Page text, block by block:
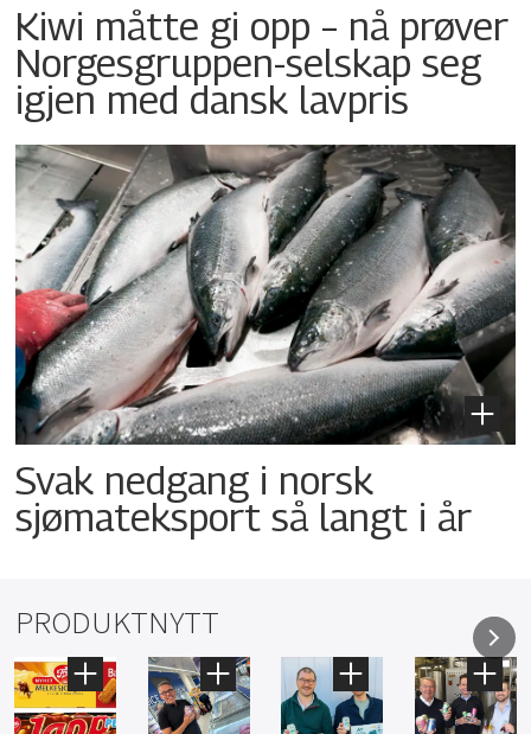
Kiwi måtte gi opp – nå prøver
Norgesgruppen-selskap seg
igjen med dansk lavpris
Svak nedgang i norsk
sjømateksport så langt i år
PRODUKTNYTT